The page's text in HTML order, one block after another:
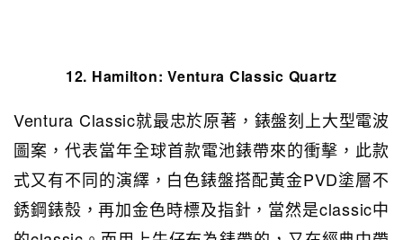
12. Hamilton:Ventura Classic Quartz
Ventura Classic就最忠於原著，錶盤刻上大型電波
圖案，代表當年全球首款電池錶帶來的衝擊，此款
式又有不同的演繹，白色錶盤搭配黃金PVD塗層不
銹鋼錶殼，再加金色時標及指針，當然是classic中